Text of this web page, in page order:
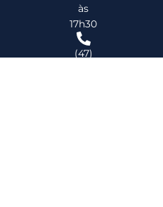
às
17h30
(47)